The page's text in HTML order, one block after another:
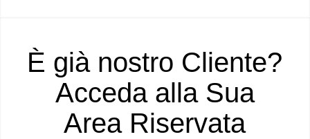
È già nostro Cliente?
Acceda alla Sua
Area Riservata